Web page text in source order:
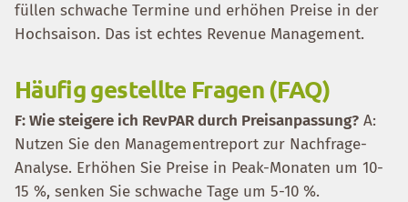
füllen schwache Termine und erhöhen Preise in der
Hochsaison. Das ist echtes Revenue Management.
Häufig gestellte Fragen (FAQ)
F: Wie steigere ich RevPAR durch Preisanpassung? A:
Nutzen Sie den Managementreport zur Nachfrage-
Analyse. Erhöhen Sie Preise in Peak-Monaten um 10-
15 %, senken Sie schwache Tage um 5-10 %.